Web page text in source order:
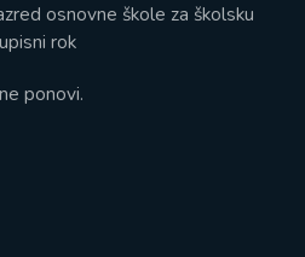
osnovne škole za školsku
rok
ponovi.